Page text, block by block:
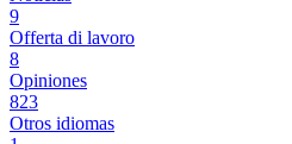
9
Offerta di lavoro
8
Opiniones
823
Otros idiomas